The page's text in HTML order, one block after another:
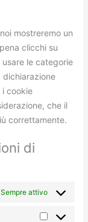
mostreremo un
clicchi su
le categorie
i cookie
che il
correttamente.
di
Sempre attivo